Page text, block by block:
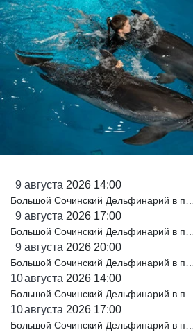
9 августа 2026 14:00
9 августа 2026 17:00
9 августа 2026 20:00
10августа 2026 14:00
10августа 2026 17:00